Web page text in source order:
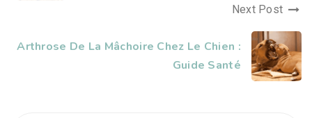
Next Post
Arthrose De La Mâchoire Chez Le Chien :
Guide Santé